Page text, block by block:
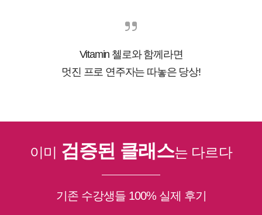
Vitamin 첼로와 함께라면
멋진 프로 연주자는 따놓은 당상!
이미 검증된 클래스는 다르다
기존 수강생들 100% 실제 후기